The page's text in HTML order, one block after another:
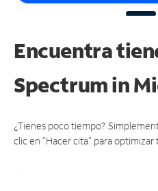
Encuentra
Spectrumin
¿Tienes poco tiempo?
clic en "Hacer cita" para optimizar